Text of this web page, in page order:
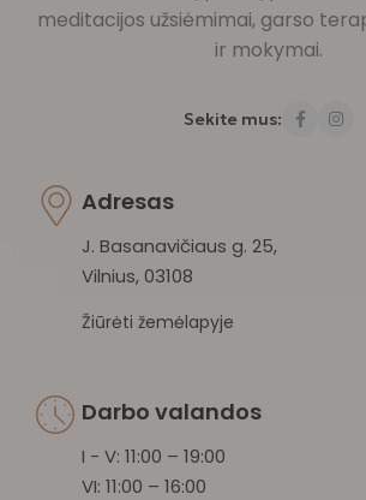
meditacijos užsiėmimai, garso
ir mokymai.
Sekite mus:
Adresas
J. Basanavičiaus g. 25,
Vilnius, 03108
Žiūrėti žemėlapyje
Darbo valandos
I - V: 11:00 – 19:00
VI: 11:00 – 16:00